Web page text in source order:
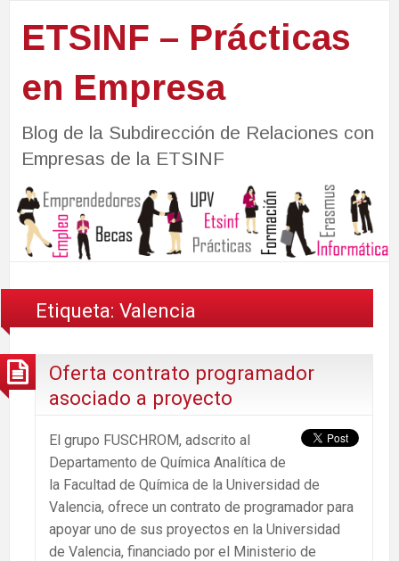
ETSINF – Prácticas
en Empresa
Blog de la Subdirección de Relaciones con
Empresas de la ETSINF
Etiqueta:Valencia
Oferta contrato programador
asociado a proyecto
El grupo FUSCHROM, adscrito al
Departamento de Química Analítica de
la Facultad de Química de la Universidad de
Valencia, ofrece un contrato de programador para
apoyar uno de sus proyectos en la Universidad
de Valencia, financiado por el Ministerio de